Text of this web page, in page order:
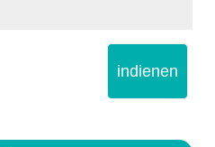
indienen